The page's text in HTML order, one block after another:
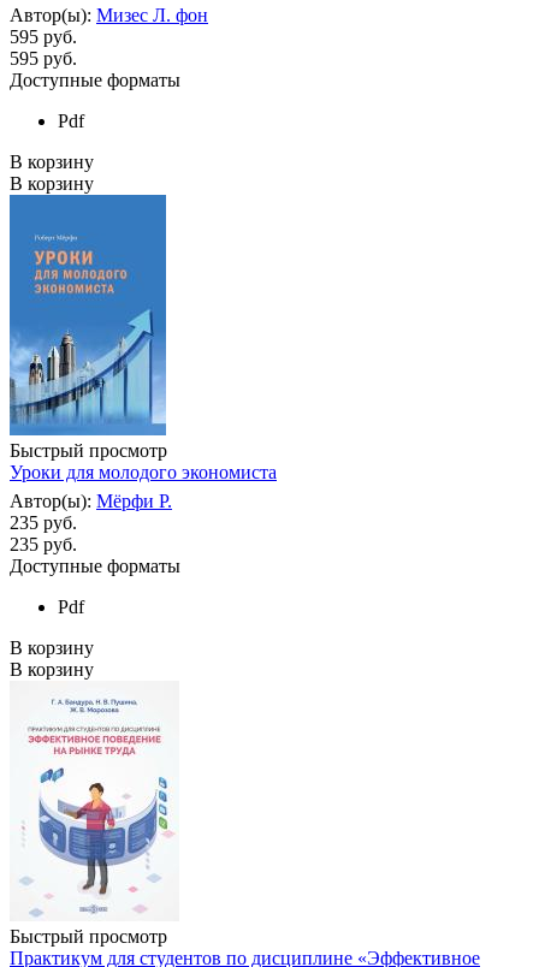
Автор(ы): Мизес Л. фон
595 руб.
595 руб.
Доступные форматы
Pdf
В корзину
В корзину
Быстрый просмотр
Уроки для молодого экономиста
Автор(ы): Мёрфи Р.
235 руб.
235 руб.
Доступные форматы
Pdf
В корзину
В корзину
Быстрый просмотр
Практикум для студентов по дисциплине «Эффективное